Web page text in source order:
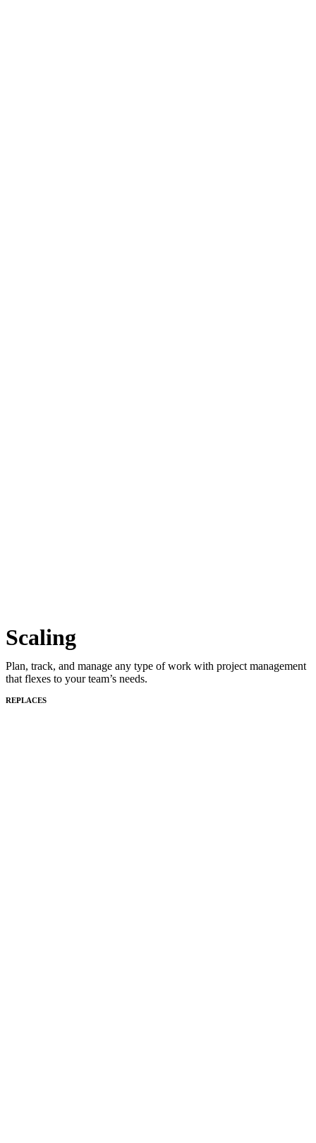
Scaling
Plan, track, and manage any type of work with project management
that flexes to your team’s needs.
REPLACES